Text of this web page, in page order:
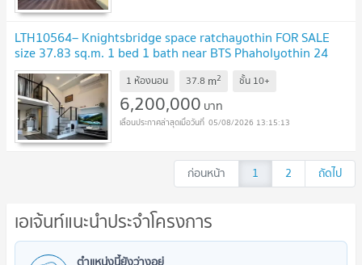
LTH10564– Knightsbridge space ratchayothin FOR SALE
size 37.83 sq.m. 1 bed 1 bath near BTS Phaholyothin 24
Station ONLY 6.2 MB
1 ห้องนอน 37.8 m2 ชั้น 10+
6,200,000 บาท
05/08/2026 13:15:13
ก่อนหน้า 1 2 ถัดไป
เอเจ้นท์แนะนำประจำโครงการ